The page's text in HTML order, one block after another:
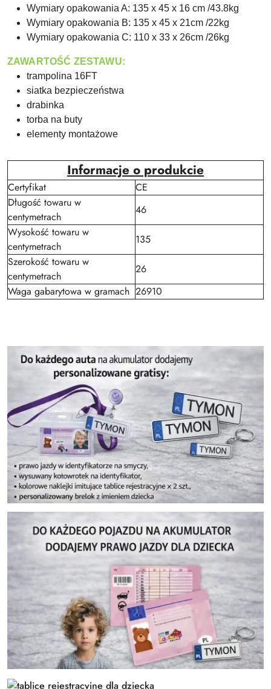
Wymiary opakowania A: 135 x 45 x 16 cm /43.8kg
Wymiary opakowania B: 135 x 45 x 21cm /22kg
Wymiary opakowania C: 110 x 33 x 26cm /26kg
ZAWARTOŚĆ ZESTAWU:
trampolina 16FT
siatka bezpieczeństwa
drabinka
torba na buty
elementy montażowe
Informacje o produkcie
Certyfikat
CE
Długość towaru w
centymetrach
46
Wysokość towaru w
centymetrach
135
Szerokość towaru w
centymetrach
26
Waga gabarytowa w gramach 26910